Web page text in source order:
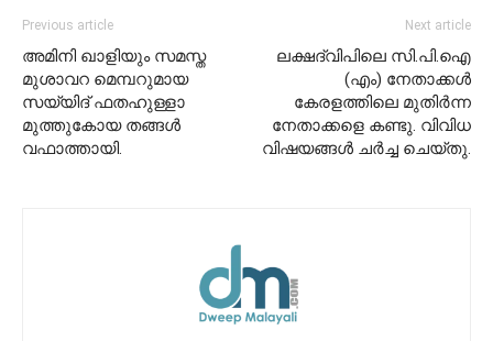
Previous article
അമിനി ഖാളിയും സമസ്ത
മുശാവറ മെമ്പറുമായ
സയ്യിദ് ഫതഹുള്ളാ
മുത്തുകോയ തങ്ങൾ
വഫാത്തായി.
Next article
ലക്ഷദ്വിപിലെ സി.പി.ഐ
(എം) നേതാക്കൾ
കേരളത്തിലെ മുതിർന്ന
നേതാക്കളെ കണ്ടു. വിവിധ
വിഷയങ്ങൾ ചർച്ച ചെയ്തു.